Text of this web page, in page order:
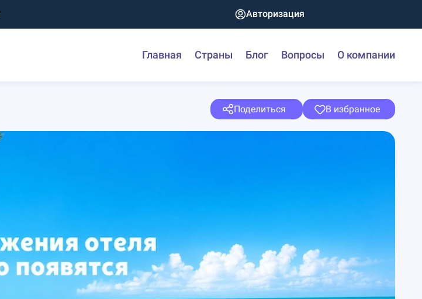
Авторизация
Главная Страны Блог Вопросы О компании
Поделиться В избранное